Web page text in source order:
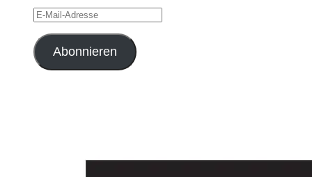
E-
Mail-
Adresse
Abonnieren